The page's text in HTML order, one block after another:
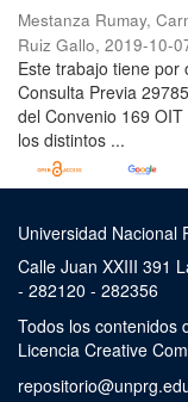
Mestanza Rumay,
Ruiz Gallo, 2019-10-
Este trabajo tiene por
Consulta Previa
del Convenio 169
los distintos ...
Universidad Nacional
Calle Juan XXIII 391
- 282120 - 282356
Todos los contenidos
Licencia Creative